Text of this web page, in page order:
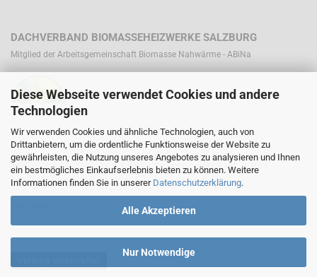
Diese Webseite verwendet Cookies und andere
Technologien
Wir verwenden Cookies und ähnliche Technologien, auch von
Drittanbietern, um die ordentliche Funktionsweise der Website zu
gewährleisten, die Nutzung unseres Angebotes zu analysieren und Ihnen
ein bestmögliches Einkaufserlebnis bieten zu können. Weitere
Informationen finden Sie in unserer Datenschutzerklärung.
Alle Akzeptieren
Nur Notwendige
DACHVERBAND BIOMASSEHEIZWERKE SALZBURG
Mitglied der Arbeitsgemeinschaft Biomasse Nahwärme - ABiNa
SEEGEN SALZBURGER ERNEUERBARE ENERGIE EGEN
+43 6246 90 300 10
handel@seegen.at